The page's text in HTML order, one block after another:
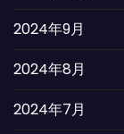
2024年9月
2024年8月
2024年7月